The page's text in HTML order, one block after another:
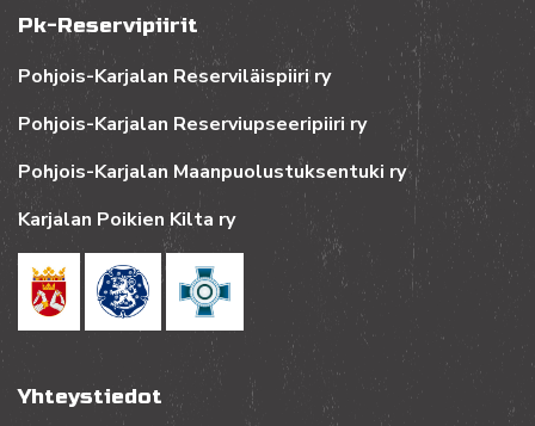
Pk-Reservipiirit
Pohjois-Karjalan Reserviläispiiri ry
Pohjois-Karjalan Reserviupseeripiiri ry
Pohjois-Karjalan Maanpuolustuksentuki ry
Karjalan Poikien Kilta ry
Yhteystiedot